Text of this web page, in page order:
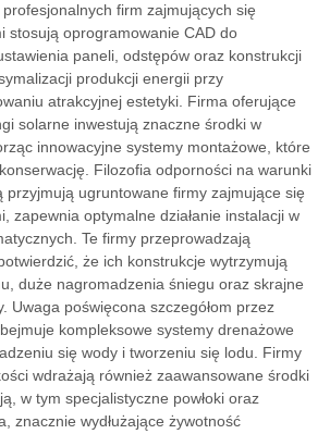
profesjonalnych firm zajmujących się
stosują oprogramowanie CAD do
paneli, odstępów oraz konstrukcji
produkcji energii przy
atrakcyjnej estetyki. Firma oferujące
solarne inwestują znaczne środki w
innowacyjne systemy montażowe, które
Filozofia odporności na warunki
przyjmują ugruntowane firmy zajmujące się
zapewnia optymalne działanie instalacji w
Te firmy przeprowadzają
że ich konstrukcje wytrzymują
duże nagromadzenia śniegu oraz skrajne
Uwaga poświęcona szczegółom przez
kompleksowe systemy drenażowe
się wody i tworzeniu się lodu. Firmy
wdrażają również zaawansowane środki
w tym specjalistyczne powłoki oraz
znacznie wydłużające żywotność